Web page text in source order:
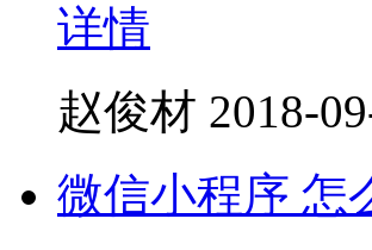
详情
赵俊材 2018-
微信小程序 怎